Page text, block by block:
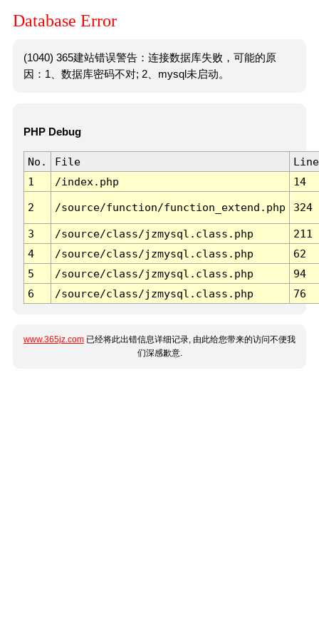
Database Error
(1040) 365建站错误警告：连接数据库失败，可能的原
因：1、数据库密码不对; 2、mysql未启动。
PHP Debug
No. File
Line
1
/index.php 14
2 /source/function/function_extend.php 324
3 /source/class/jzmysql.class.php
211
4
/source/class/jzmysql.class.php
62
5
/source/class/jzmysql.class.php
94
6
/source/class/jzmysql.class.php 76
www.365jz.com 已经将此出错信息详细记录, 由此给您带来的访问不便我
们深感歉意.